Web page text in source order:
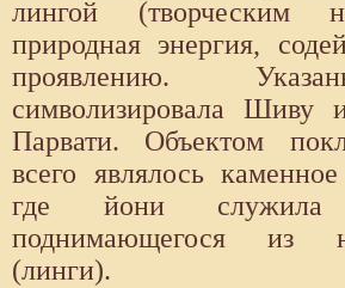
лингой (творческим
природная энергия,
проявлению.
символизировала Шиву
Парвати. Объектом
всего являлось
где йони служила
поднимающегося из
(линги).